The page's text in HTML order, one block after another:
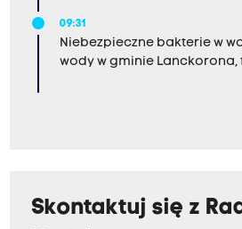
09:31
Niebezpieczne bakterie w
wody w gminie Lanckorona,
Skontaktuj się z